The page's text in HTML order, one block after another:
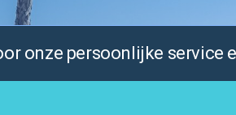
onze persoonlijke